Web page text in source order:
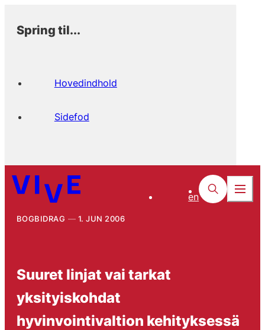
Spring til...
Hovedindhold
Sidefod
en
BOGBIDRAG 1. JUN 2006
Suuret linjat vai tarkat
yksityiskohdat
hyvinvointivaltion kehityksessä